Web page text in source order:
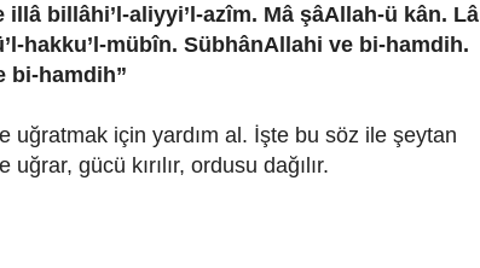
illâ billâhi’l-aliyyi’l-azîm. Mâ şâAllah-ü kân. Lâ
hakku’l-mübîn. SübhânAllahi ve bi-hamdih.
bi-hamdih”
uğratmak için yardım al. İşte bu söz ile şeytan
gücü kırılır, ordusu dağılır.